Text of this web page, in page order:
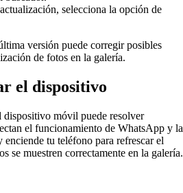
selecciona la opción de
versión puede corregir posibles
de fotos en la galería.
el dispositivo
dispositivo móvil puede resolver
el funcionamiento de WhatsApp y la
enciende tu teléfono para refrescar el
se muestren correctamente en la galería.